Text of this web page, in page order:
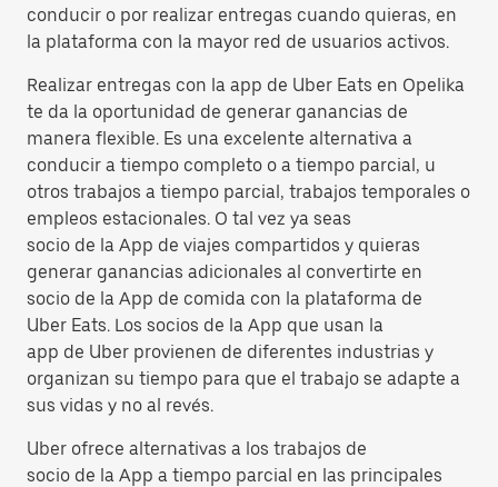
conducir o por realizar entregas cuando quieras, en
la plataforma con la mayor red de usuarios activos.
Realizar entregas con la app de Uber Eats en Opelika
te da la oportunidad de generar ganancias de
manera flexible. Es una excelente alternativa a
conducir a tiempo completo o a tiempo parcial, u
otros trabajos a tiempo parcial, trabajos temporales o
empleos estacionales. O tal vez ya seas
socio de la App de viajes compartidos y quieras
generar ganancias adicionales al convertirte en
socio de la App de comida con la plataforma de
Uber Eats. Los socios de la App que usan la
app de Uber provienen de diferentes industrias y
organizan su tiempo para que el trabajo se adapte a
sus vidas y no al revés.
Uber ofrece alternativas a los trabajos de
socio de la App a tiempo parcial en las principales